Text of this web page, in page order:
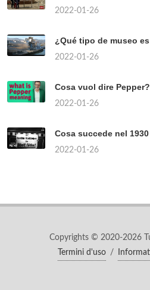
2022-01-26
¿Qué tipo de museo
2022-01-26
Cosa vuol dire Pepper?
2022-01-26
Cosa succede nel
2022-01-26
Copyrights © 2020-2026
Termini d'uso
/